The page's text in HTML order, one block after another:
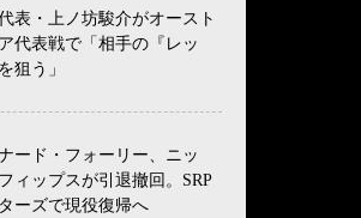
表・上ノ坊駿介がオースト
代表戦で「相手の『レッ
狙う」
ード・フォーリー、ニッ
ィップスが引退撤回。SRP
ーズで現役復帰へ